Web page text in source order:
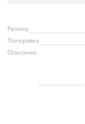
Размер
Полировка
Описание